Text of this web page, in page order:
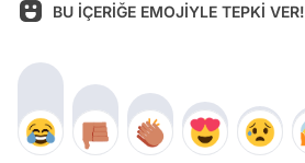
BU İÇERİĞE EMOJİYLE TEPKİ VER!